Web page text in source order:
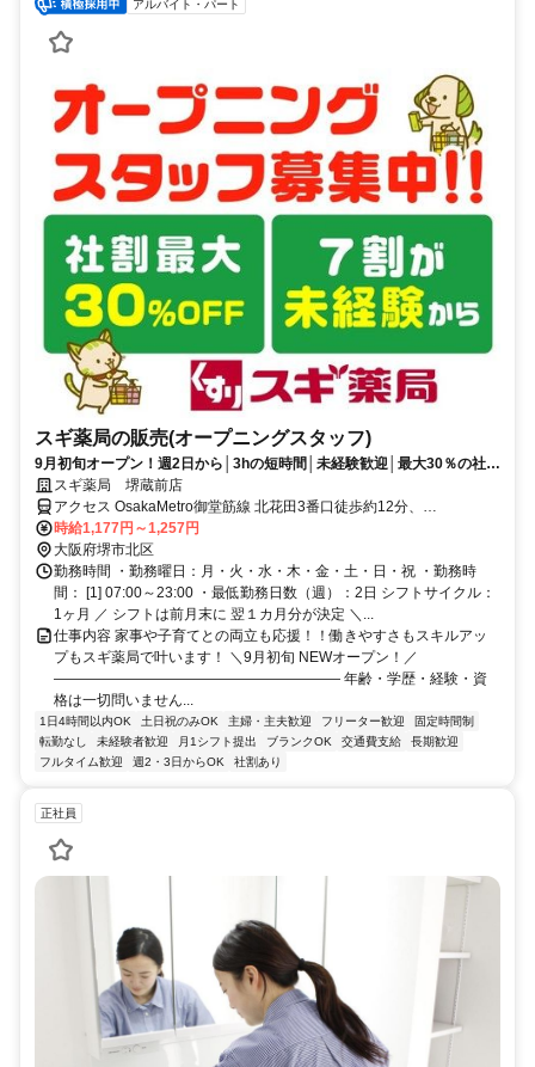
アルバイト・パート
スギ薬局の販売(オープニングスタッフ)
9月初旬オープン！週2日から│3hの短時間│未経験歓迎│最大30％の社割
ありスギ薬局 堺蔵前店
アクセス OsakaMetro御堂筋線 北花田3番口徒歩約12分、
OsakaMetro御堂筋線 新金岡1番口徒歩約13分、近鉄南大阪線 布忍徒
歩約26分
時給1,177円～1,257円
大阪府堺市北区
勤務時間 ・勤務曜日：月・火・水・木・金・土・日・祝 ・勤務時
間： [1] 07:00～23:00 ・最低勤務日数（週）：2日 シフトサイクル：
1ヶ月 ／ シフトは前月末に 翌１カ月分が決定 ＼...
仕事内容 家事や子育てとの両立も応援！！働きやすさもスキルアッ
プもスギ薬局で叶います！ ＼9月初旬 NEWオープン！／
―――――――――――――――――――― 年齢・学歴・経験・資
格は一切問いません...
1日4時間以内OK 土日祝のみOK 主婦・主夫歓迎 フリーター歓迎
固定時間制
転勤なし
未経験者歓迎 月1シフト提出 ブランクOK 交通費支給
長期歓迎
フルタイム歓迎
週2・3日からOK 社割あり
正社員